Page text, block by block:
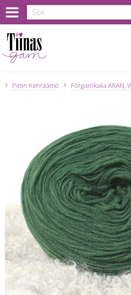
Pirtin Kehräämö Förgarnkaka ARAN,